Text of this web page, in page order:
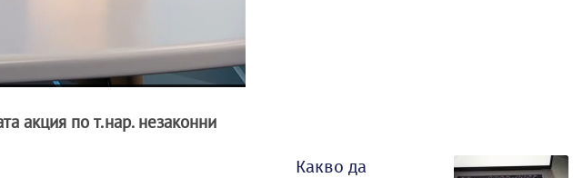
акция по т.нар. незаконни
Какво да